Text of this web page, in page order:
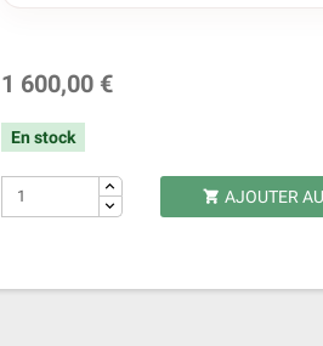
1 600,00 €
En stock
 AJOUTER